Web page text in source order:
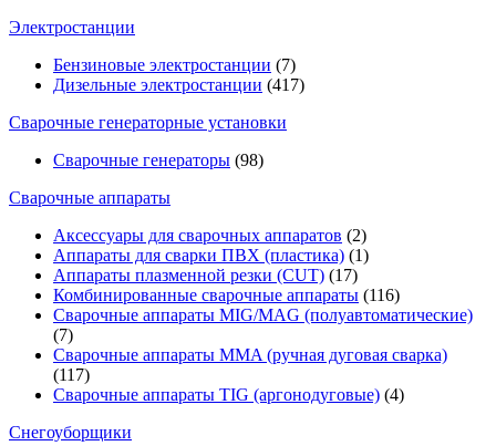
Электростанции
Бензиновые электростанции (7)
Дизельные электростанции (417)
Сварочные генераторные установки
Сварочные генераторы (98)
Сварочные аппараты
Аксессуары для сварочных аппаратов (2)
Аппараты для сварки ПВХ (пластика) (1)
Аппараты плазменной резки (CUT) (17)
Комбинированные сварочные аппараты (116)
Сварочные аппараты MIG/MAG (полуавтоматические)
(7)
Сварочные аппараты MMA (ручная дуговая сварка)
(117)
Сварочные аппараты TIG (аргонодуговые) (4)
Снегоуборщики